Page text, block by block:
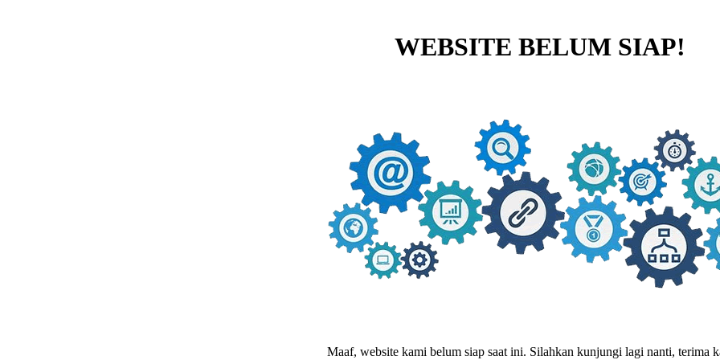
WEBSITE BELUM SIAP!
Maaf, website kami belum siap saat ini. Silahkan kunjungi lagi nanti, terima